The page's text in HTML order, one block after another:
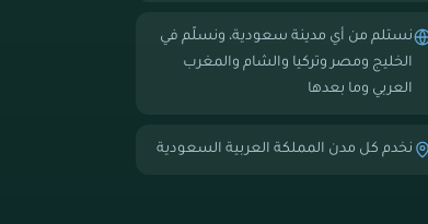
نستلم من أي مدينة سعودية، ونسلّم في
الخليج ومصر وتركيا والشام والمغرب
العربي وما بعدها
نخدم كل مدن المملكة العربية السعودية